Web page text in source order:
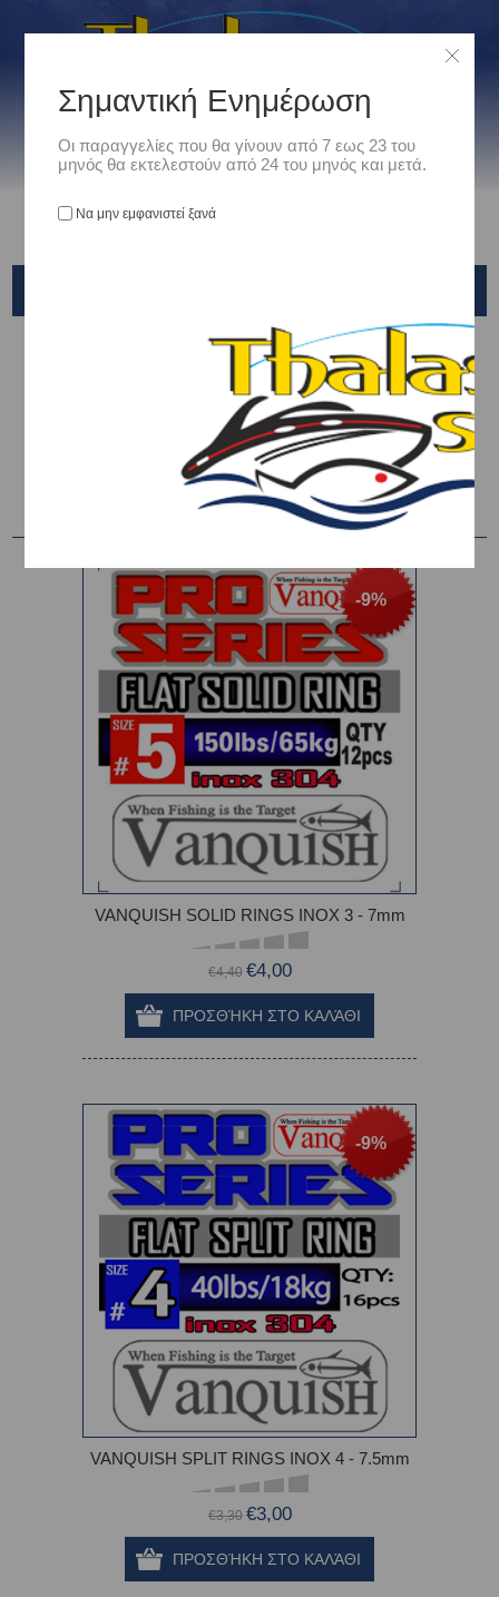
Είδη Αλιείας /
ΣΤΡΙΦΤΑΡΙΑ - ΠΑΡΑΜΑΝΕΣ - ΚΡΙΚΑΚΙΑ - ΕΞΑΡΤΗΜΑΤΑ ΑΡΜΑΤΩΣΙΑΣ /
Κρικάκια / VANQUISH
Ταξινόμηση ανά
-9%
VANQUISH SOLID RINGS INOX 3 - 7mm
€4,40 €4,00
-9%
VANQUISH SPLIT RINGS INOX 4 - 7.5mm
€3,30 €3,00
Σημαντική Ενημέρωση
Οι παραγγελίες που θα γίνουν από 7 εως 23 του
μηνός θα εκτελεστούν από 24 του μηνός και μετά.
Να μην εμφανιστεί ξανά